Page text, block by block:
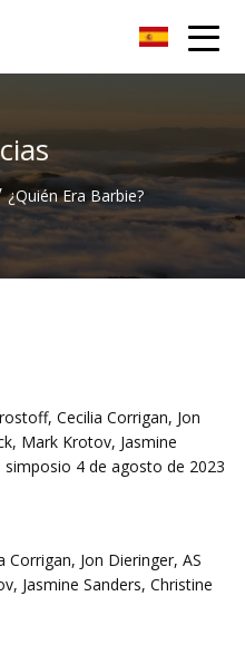
¿Quién Era Barbie?
Cecilia Corrigan, Jon
Mark Krotov, Jasmine
simposio 4 de agosto de 2023
Jon Dieringer, AS
Jasmine Sanders, Christine